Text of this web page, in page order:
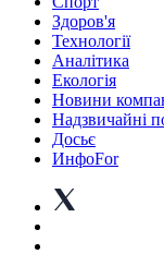
Здоров'я
Технології
Аналітика
Екологія
Новини
Надзвичайні
Досьє
ИнфоFor